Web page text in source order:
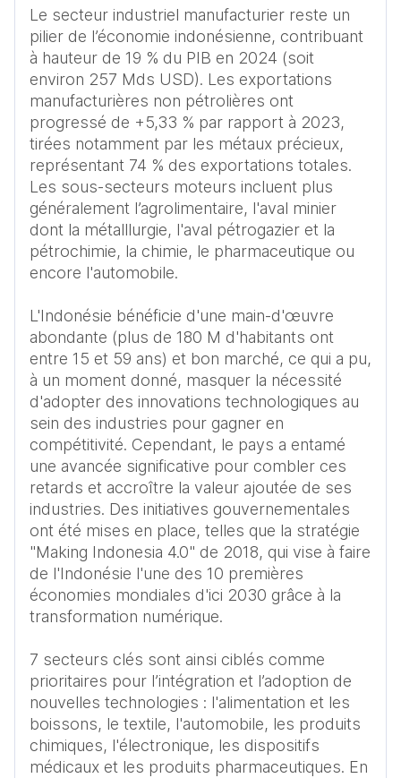
Le secteur industriel manufacturier reste un
pilier de l’économie indonésienne, contribuant
à hauteur de 19 % du PIB en 2024 (soit
environ 257 Mds USD). Les exportations
manufacturières non pétrolières ont
progressé de +5,33 % par rapport à 2023,
tirées notamment par les métaux précieux,
représentant 74 % des exportations totales.
Les sous-secteurs moteurs incluent plus
généralement l’agrolimentaire, l'aval minier
dont la métalllurgie, l'aval pétrogazier et la
pétrochimie, la chimie, le pharmaceutique ou
encore l'automobile.
L'Indonésie bénéficie d'une main-d'œuvre
abondante (plus de 180 M d'habitants ont
entre 15 et 59 ans) et bon marché, ce qui a pu,
à un moment donné, masquer la nécessité
d'adopter des innovations technologiques au
sein des industries pour gagner en
compétitivité. Cependant, le pays a entamé
une avancée significative pour combler ces
retards et accroître la valeur ajoutée de ses
industries. Des initiatives gouvernementales
ont été mises en place, telles que la stratégie
"Making Indonesia 4.0" de 2018, qui vise à faire
de l'Indonésie l'une des 10 premières
économies mondiales d'ici 2030 grâce à la
transformation numérique.
7 secteurs clés sont ainsi ciblés comme
prioritaires pour l’intégration et l’adoption de
nouvelles technologies : l'alimentation et les
boissons, le textile, l'automobile, les produits
chimiques, l'électronique, les dispositifs
médicaux et les produits pharmaceutiques. En